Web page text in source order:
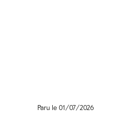
Paru le 01/07/2026